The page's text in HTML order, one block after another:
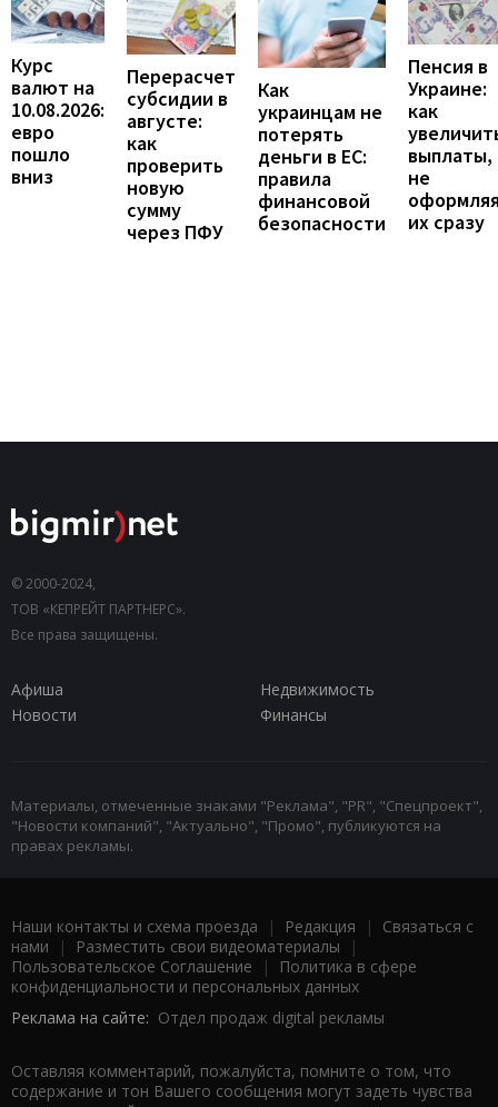
Курс
валют на
10.08.2026:
евро
пошло
вниз
Перерасчет
субсидии в
августе:
как
проверить
новую
сумму
через ПФУ
Как
украинцам не
потерять
деньги в ЕС:
правила
финансовой
безопасности
Пенсия в
Украине:
как
выплаты,
не
их сразу
© 2000-2024,
ТОВ «КЕПРЕЙТ ПАРТНЕРС».
Все права защищены.
Афиша
Недвижимость
Новости
Финансы
Материалы, отмеченные знаками "Реклама", "PR", "Спецпроект",
"Новости компаний", "Актуально", "Промо", публикуются на
правах рекламы.
Наши контакты и схема проезда | Редакция | Связаться с
нами | Разместить свои видеоматериалы |
Пользовательское Соглашение |
Политика в сфере
конфиденциальности и персональных данных
Реклама на сайте: Отдел продаж digital рекламы
Оставляя комментарий, пожалуйста, помните о том, что
содержание и тон Вашего сообщения могут задеть чувства